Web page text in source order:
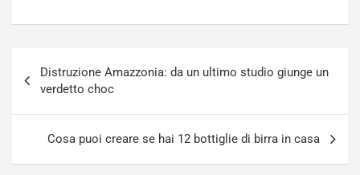
articoli
Distruzione Amazzonia: da un ultimo studio giunge un
verdetto choc
Cosa puoi creare se hai 12 bottiglie di birra in casa